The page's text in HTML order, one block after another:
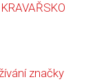
značky